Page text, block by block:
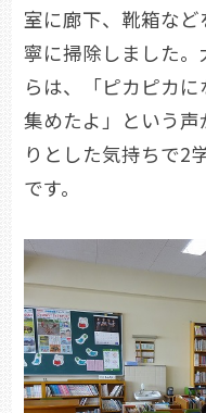
室に廊下、靴箱な
寧に掃除しました
らは、「ピカピカ
集めたよ」という声
りとした気持ちで2
です。